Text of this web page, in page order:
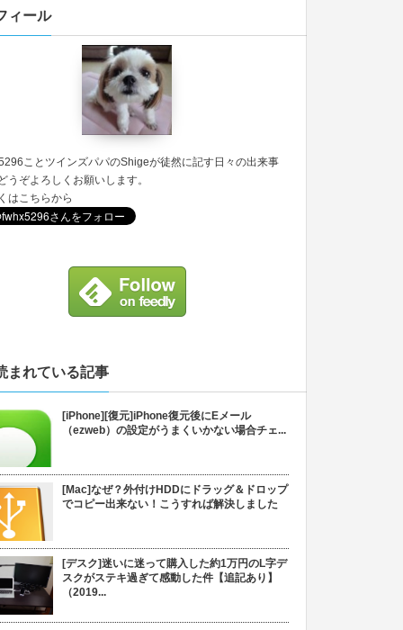
ィール
ことツインズパパのShigeが徒然に記す日々の出来事
うぞよろしくお願いします。
はこちらから
まれている記事
[iPhone][復元]iPhone復元後にEメール
（ezweb）の設定がうまくいかない場合チェ...
[Mac]なぜ？外付けHDDにドラッグ＆ドロップ
でコピー出来ない！こうすれば解決しました
[デスク]迷いに迷って購入した約1万円のL字デ
スクがステキ過ぎて感動した件【追記あり】
（2019...